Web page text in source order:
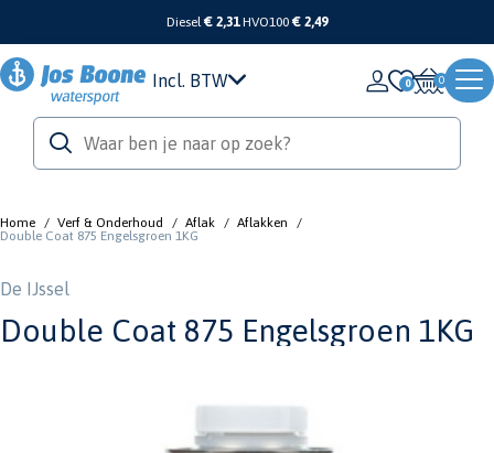
Diesel€ 2,31 HVO100 € 2,49
Incl. BTW 0
Home / Verf & Onderhoud / Aflak / Aflakken
/
Double Coat 875 Engelsgroen 1KG
De IJssel
Double Coat 875 Engelsgroen 1KG